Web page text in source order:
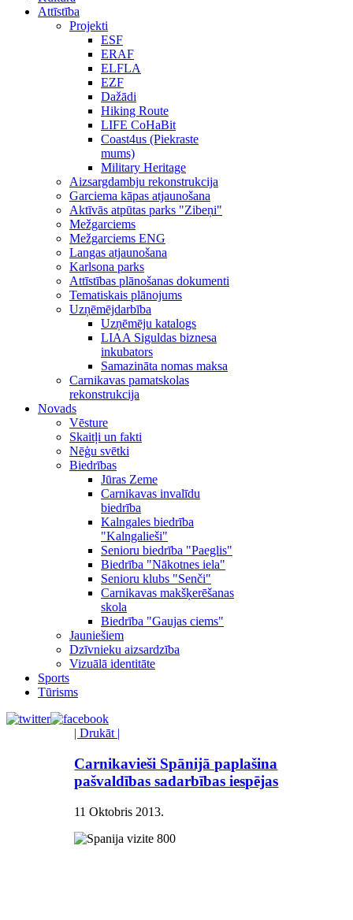
Attīstība
Projekti
ESF
ERAF
ELFLA
EZF
Dažādi
Hiking Route
LIFE CoHaBit
Coast4us (Piekraste
mums)
Military Heritage
Aizsargdambju rekonstrukcija
Garciema kāpas atjaunošana
Aktīvās atpūtas parks "Zibeņi"
Mežgarciems
Mežgarciems ENG
Langas atjaunošana
Karlsona parks
Attīstības plānošanas dokumenti
Tematiskais plānojums
Uzņēmējdarbība
Uzņēmēju katalogs
LIAA Siguldas biznesa
inkubators
Samazināta nomas maksa
Carnikavas pamatskolas
rekonstrukcija
Novads
Vēsture
Skaitļi un fakti
Nēģu svētki
Biedrības
Jūras Zeme
Carnikavas invalīdu
biedrība
Kalngales biedrība
"Kalngalieši"
Senioru biedrība "Paeglis"
Biedrība "Nākotnes iela"
Senioru klubs "Senči"
Carnikavas makšķerēšanas
skola
Biedrība "Gaujas ciems"
Jauniešiem
Dzīvnieku aizsardzība
Vizuālā identitāte
Sports
Tūrisms
| Drukāt |
Carnikavieši Spānijā paplašina
pašvaldības sadarbības iespējas
11 Oktobris 2013.